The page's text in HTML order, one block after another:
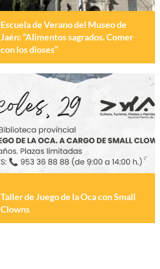
Escuela de Verano del Museo de
Jaén: “Alimentos sagrados. Comer
con los dioses”
Taller de Juego de la Oca con Small
Clowns